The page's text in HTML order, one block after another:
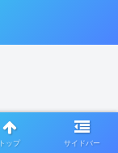
トップ サイドバー